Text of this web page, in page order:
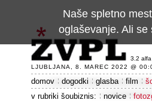
3.2 alfa
LJUBLJANA, 8. MAREC 2022 @
domov dogodki glasba film
v rubriki šoubiznis:
novice
Naše spletno
oglaševanje. Ali